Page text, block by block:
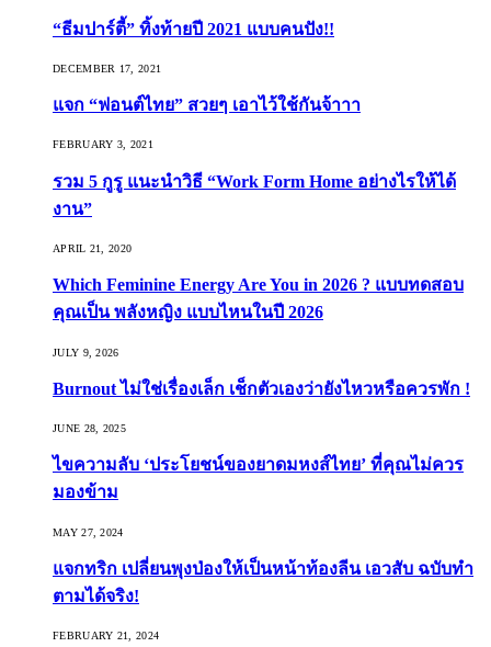
“ธีมปาร์ตี้” ทิ้งท้ายปี 2021 แบบคนปัง!!
DECEMBER 17, 2021
แจก “ฟอนต์ไทย” สวยๆ เอาไว้ใช้กันจ้าาา
FEBRUARY 3, 2021
รวม 5 กูรู แนะนำวิธี “Work Form Home อย่างไรให้ได้
งาน”
APRIL 21, 2020
Which Feminine Energy Are You in 2026 ? แบบทดสอบ
คุณเป็น พลังหญิง แบบไหนในปี 2026
JULY 9, 2026
Burnout ไม่ใช่เรื่องเล็ก เช็กตัวเองว่ายังไหวหรือควรพัก !
JUNE 28, 2025
ไขความลับ ‘ประโยชน์ของยาดมหงส์ไทย’ ที่คุณไม่ควร
มองข้าม
MAY 27, 2024
แจกทริก เปลี่ยนพุงป่องให้เป็นหน้าท้องลีน เอวสับ ฉบับทำ
ตามได้จริง!
FEBRUARY 21, 2024